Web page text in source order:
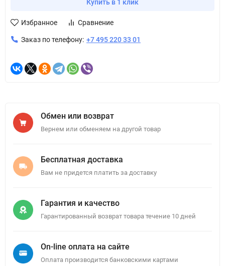
Купить в 1 клик
Избранное Сравнение
Заказ по телефону: +7 495 220 33 01
Обмен или возврат
Вернем или обменяем на другой товар
Бесплатная доставка
Вам не придется платить за доставку
Гарантия и качество
Гарантированный возврат товара течение 10 дней
On-line оплата на сайте
Оплата производится банковскими картами